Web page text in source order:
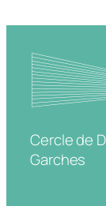
Cercle de
Garches